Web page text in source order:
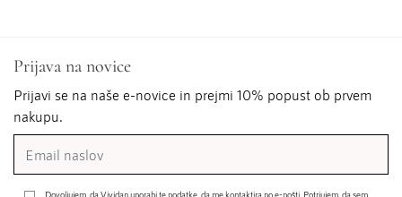
Prijava na novice
Prijavi se na naše e-novice in prejmi 10% popust ob prvem
nakupu.
Dovoljujem, da Vividan uporabi te podatke, da me kontaktira po e-pošti. Potrjujem, da sem